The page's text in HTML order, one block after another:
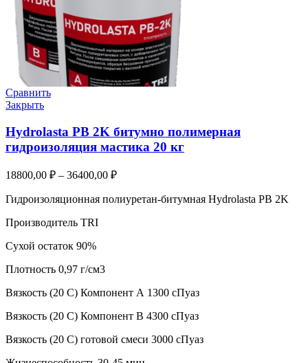
Сравнить
Закрыть
Hydrolasta PB 2K битумно полимерная
гидроизоляция мастика 20 кг
18800,00 ₽ – 36400,00 ₽
Гидроизоляционная полиуретан-битумная Hydrolasta PB 2K
Производитель TRI
Сухой остаток 90%
Плотность 0,97 г/см3
Вязкость (20 С) Компонент А 1300 сПуаз
Вязкость (20 С) Компонент В 4300 сПуаз
Вязкость (20 С) готовой смеси 3000 сПуаз